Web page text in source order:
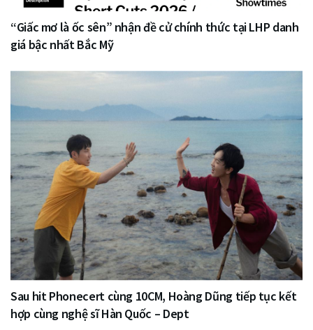
“Giấc mơ là ốc sên” nhận đề cử chính thức tại LHP danh
giá bậc nhất Bắc Mỹ
Sau hit Phonecert cùng 10CM, Hoàng Dũng tiếp tục kết
hợp cùng nghệ sĩ Hàn Quốc – Dept